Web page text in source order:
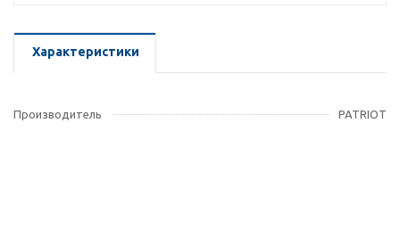
Характеристики
Производитель PATRIOT